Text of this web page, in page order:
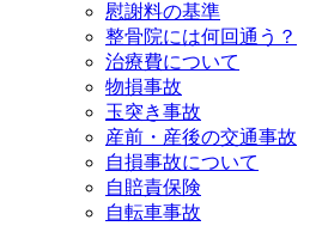
慰謝料の基準
整骨院には何回通う？
治療費について
物損事故
玉突き事故
産前・産後の交通事故
自損事故について
自賠責保険
自転車事故